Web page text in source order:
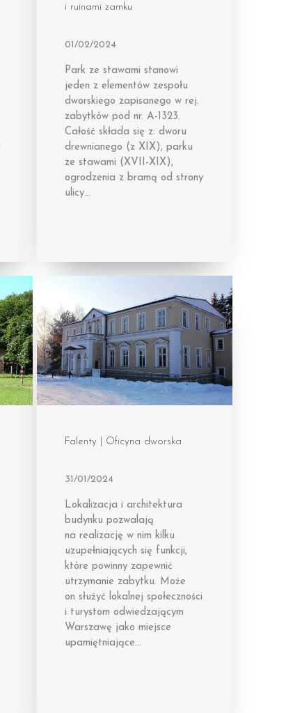
i ruinami zamku
01/02/2024
Park ze stawami stanowi
jeden z elementów zespołu
dworskiego zapisanego w rej.
zabytków pod nr. A-1323.
Całość składa się z: dworu
drewnianego (z XIX), parku
ze stawami (XVII-XIX),
ogrodzenia z bramą od strony
ulicy…
Falenty | Oficyna dworska
31/01/2024
Lokalizacja i architektura
budynku pozwalają
na realizację w nim kilku
uzupełniających się funkcji,
które powinny zapewnić
utrzymanie zabytku. Może
on służyć lokalnej społeczności
i turystom odwiedzającym
Warszawę jako miejsce
upamiętniające…